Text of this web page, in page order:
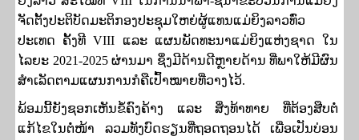
ຈັດຕັ້ງປະຕິບັດມະຕິກອງປະຊຸມໃຫຍ່ຜູ້ແທນແມ່ຍິງລາວທົ່ວ
ປະເທດ ຄັ້ງທີVIII ແລະ ແຜນພັດທະນາແມ່ຍິງແຫ່ງຊາດ ໃນ
ໄລຍະ 2021-2025 ຜ່ານມາ ຊຶ່ງມີດ້ານດີຫຼາຍດ້ານ ທີ່ພາໃຫ້ມີຜົນ
ສໍາເລັດຕາມແຜນການກໍຄືເປົ້າໝາຍທີ່ວາງໄວ້.
ພ້ອມນີ້ຍັງຊອກເຫັນຂໍ້ຄົງຄ້າງ ແລະ ສິ່ງທ້າທາຍ ທີ່ຕ້ອງສືບຕໍ່
ແກ້ໄຂໃນຕໍ່ໜ້າ ລວມທັງບົດຮຽນທີ່ຖອດຖອນໄດ້ ເພື່ອເປັນບ່ອນ